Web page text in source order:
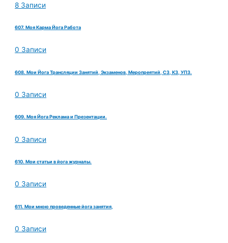
8 Записи
607. Моя Карма Йога Работа
0 Записи
608. Мои Йога Трансляции Занятий, Экзаменов, Меропреятий, СЗ, КЗ, УПЗ.
0 Записи
609. Моя Йога Реклама и Презентации.
0 Записи
610. Мои статьи в йога журналы.
0 Записи
611. Мои мною проведенные йога занятия,
0 Записи